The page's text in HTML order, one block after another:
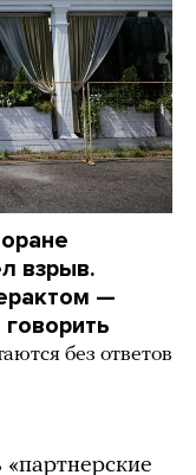
взрыв.
—
без ответов